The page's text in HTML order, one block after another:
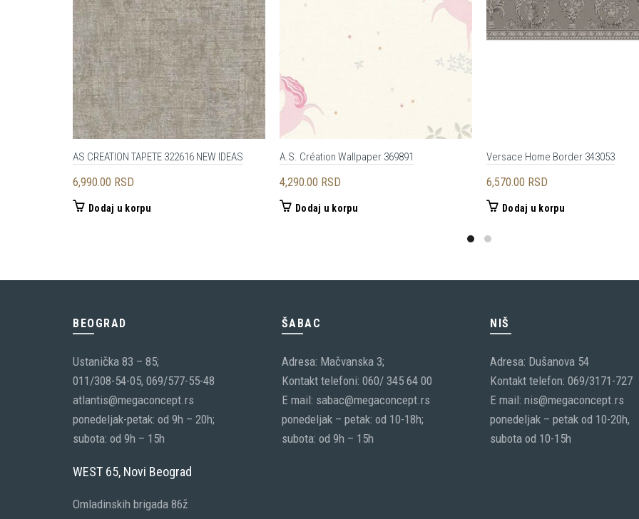
AS CREATION TAPETE 322616 NEW IDEAS
6,990.00 RSD
Dodaj u korpu
A.S. Création Wallpaper 369891
4,290.00 RSD
Dodaj u korpu
Versace Home Border 343053
6,570.00 RSD
Dodaj u korpu
BEOGRAD
Ustanička 83 – 85;
011/308-54-05, 069/577-55-48
atlantis@megaconcept.rs
ponedeljak-petak: od 9h – 20h;
subota: od 9h – 15h
WEST 65, Novi Beograd
Omladinskih brigada 86ž
ŠABAC
Adresa: Mačvanska 3;
Kontakt telefoni: 060/ 345 64 00
E mail: sabac@megaconcept.rs
ponedeljak – petak: od 10-18h;
subota: od 9h – 15h
NIŠ
Adresa: Dušanova 54
Kontakt telefon: 069/3171-727
E mail: nis@megaconcept.rs
ponedeljak – petak od 10-20h,
subota od 10-15h